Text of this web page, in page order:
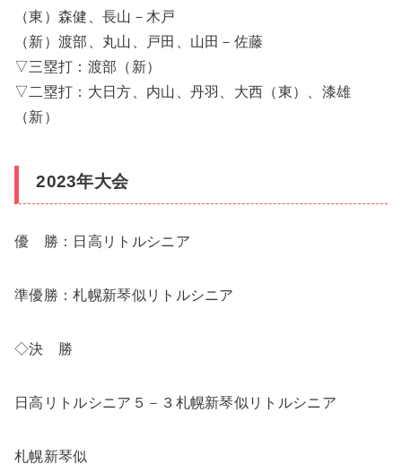
（東）森健、長山－木戸
（新）渡部、丸山、戸田、山田－佐藤
▽三塁打：渡部（新）
▽二塁打：大日方、内山、丹羽、大西（東）、漆雄
（新）
2023年大会
優 勝：日高リトルシニア
準優勝：札幌新琴似リトルシニア
◇決 勝
日高リトルシニア５－３札幌新琴似リトルシニア
札幌新琴似